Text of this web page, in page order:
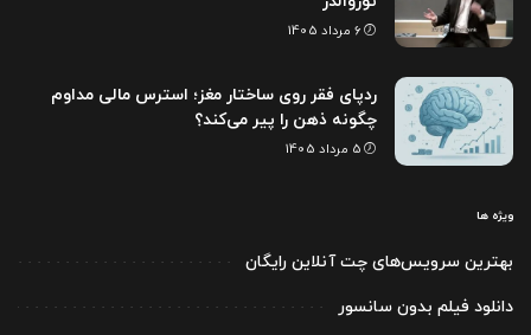
6 مرداد 1405
ردپای فقر روی ساختار مغز؛ استرس مالی مداوم
چگونه ذهن را پیر می‌کند؟
5 مرداد 1405
ویژه ها
بهترین سرویس‌های چت آنلاین رایگان
دانلود فیلم بدون سانسور